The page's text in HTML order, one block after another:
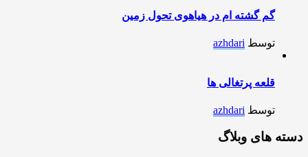
گم گشته ام در هیاهوی تحول زمین
توسط azhdari
قلعه پرتغالی ها
توسط azhdari
دسته های وبلاگ